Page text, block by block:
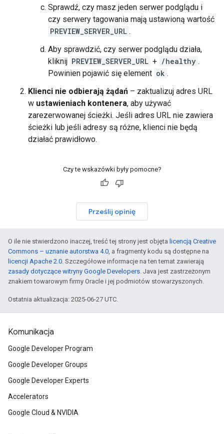
Sprawdź, czy masz jeden serwer podglądu i
czy serwery tagowania mają ustawioną wartość
PREVIEW_SERVER_URL .
Aby sprawdzić, czy serwer podglądu działa,
kliknij PREVIEW_SERVER_URL + /healthy .
Powinien pojawić się element ok .
Klienci nie odbierają żądań – zaktualizuj adres URL
w ustawieniach kontenera, aby używać
zarezerwowanej ścieżki. Jeśli adres URL nie zawiera
ścieżki lub jeśli adresy są różne, klienci nie będą
działać prawidłowo.
Czy te wskazówki były pomocne?
Prześlij opinię
O ile nie stwierdzono inaczej, treść tej strony jest objęta licencją Creative
Commons – uznanie autorstwa 4.0, a fragmenty kodu są dostępne na
licencji Apache 2.0. Szczegółowe informacje na ten temat zawierają
zasady dotyczące witryny Google Developers. Java jest zastrzeżonym
znakiem towarowym firmy Oracle i jej podmiotów stowarzyszonych.
Ostatnia aktualizacja: 2025-06-27 UTC.
Komunikacja
Google Developer Program
Google Developer Groups
Google Developer Experts
Accelerators
Google Cloud & NVIDIA